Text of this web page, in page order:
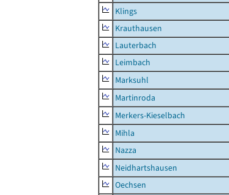
Klings
Krauthausen
Lauterbach
Leimbach
Marksuhl
Martinroda
Merkers-Kieselbach
Mihla
Nazza
Neidhartshausen
Oechsen